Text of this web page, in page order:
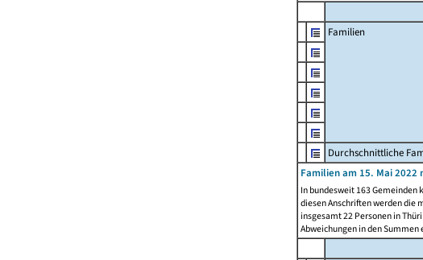
Familien
Durchschnittliche
Familien am 15. Mai 2022
In bundesweit 163 Gemeinden
diesen Anschriften werden die
insgesamt 22 Personen in
Abweichungen in den